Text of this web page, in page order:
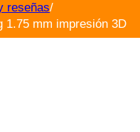
reseñas/
1.75 mm impresión 3D